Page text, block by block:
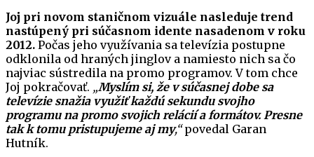
Joj pri novom staničnom vizuále nasleduje trend
nastúpený pri súčasnom idente nasadenom v roku
2012. Počas jeho využívania sa televízia postupne
odklonila od hraných jinglov a namiesto nich sa čo
najviac sústredila na promo programov. V tom chce
Joj pokračovať. „Myslím si, že v súčasnej dobe sa
televízie snažia využiť každú sekundu svojho
programu na promo svojich relácií a formátov. Presne
tak k tomu pristupujeme aj my,“povedal Garan
Hutník.